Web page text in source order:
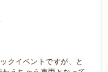
クイベントですが、と